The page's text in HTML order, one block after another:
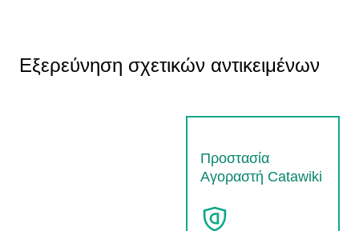
Εξερεύνηση σχετικών αντικειμένων
Προστασία
Αγοραστή Catawiki